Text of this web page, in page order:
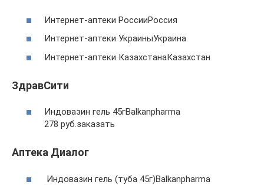
Интернет-аптеки РоссииРоссия
Интернет-аптеки УкраиныУкраина
Интернет-аптеки КазахстанаКазахстан
ЗдравСити
Индовазин гель 45гBalkanpharma
278 руб.заказать
Аптека Диалог
Индовазин гель (туба 45г)Balkanpharma